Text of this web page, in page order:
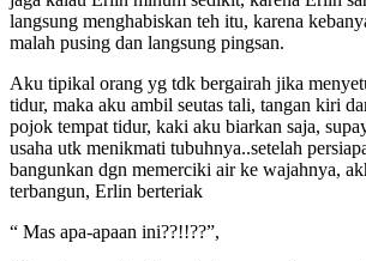
langsung menghabiskan teh itu, karena
malah pusing dan langsung pingsan.
Aku tipikal orang yg tdk bergairah jika
tidur, maka aku ambil seutas tali, tangan kiri
pojok tempat tidur, kaki aku biarkan saja,
usaha utk menikmati tubuhnya..setelah
bangunkan dgn memerciki air ke wajahnya,
terbangun, Erlin berteriak
“ Mas apa-apaan ini??!!??”,